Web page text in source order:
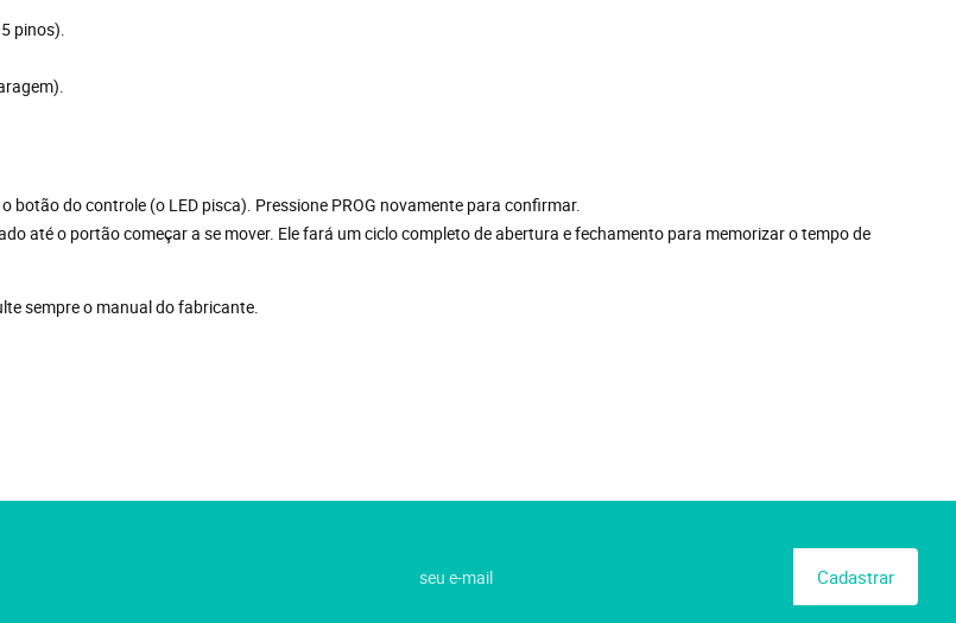
pinos).
botão do controle (o LED pisca). Pressione PROG novamente para confirmar.
até o portão começar a se mover. Ele fará um ciclo completo de abertura e fechamento para memorizar o tempo de
sempre o manual do fabricante.
Cadastrar